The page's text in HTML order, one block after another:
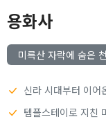
용화사
미륵산 자락에 숨은
신라 시대부터 이어
템플스테이로 지친